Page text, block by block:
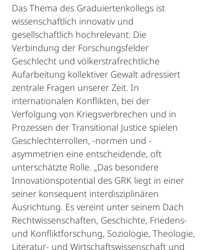
Das Thema des Graduiertenkollegs ist
wissenschaftlich innovativ und
gesellschaftlich hochrelevant: Die
Verbindung der Forschungsfelder
Geschlecht und völkerstrafrechtliche
Aufarbeitung kollektiver Gewalt adressiert
zentrale Fragen unserer Zeit. In
internationalen Konflikten, bei der
Verfolgung von Kriegsverbrechen und in
Prozessen der Transitional Justice spielen
Geschlechterrollen, -normen und -
asymmetrien eine entscheidende, oft
unterschätzte Rolle. „Das besondere
Innovationspotential des GRK liegt in einer
seiner konsequent interdisziplinären
Ausrichtung. Es vereint unter seinem Dach
Rechtwissenschaften, Geschichte, Friedens-
und Konfliktforschung, Soziologie, Theologie,
Literatur- und Wirtschaftswissenschaft und